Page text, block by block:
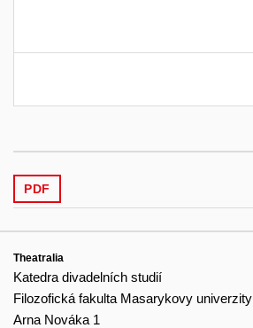
PDF
Theatralia
Katedra divadelních studií
Filozofická fakulta Masarykovy univerzity
Arna Nováka 1